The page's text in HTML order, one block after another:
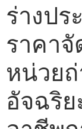
ร่างปร
ราคา
หน่วย
อัจฉริ